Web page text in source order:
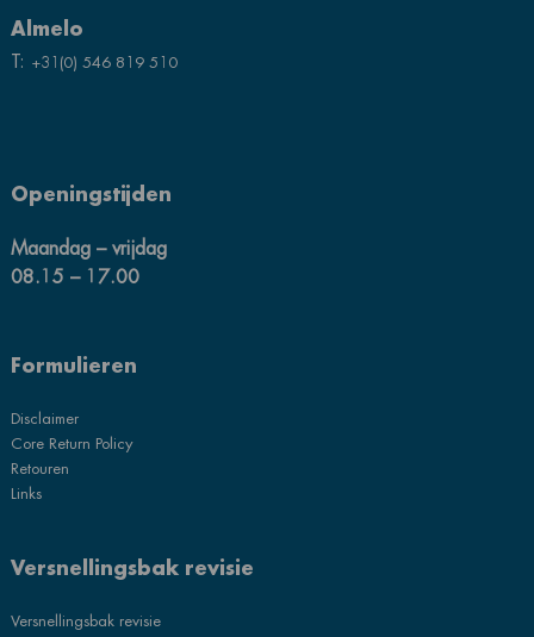
Almelo
T:
+31(0) 546 819 510
Openingstijden
Maandag – vrijdag
08.15 – 17.00
Formulieren
Disclaimer
Core Return Policy
Retouren
Links
Versnellingsbak revisie
Versnellingsbak revisie